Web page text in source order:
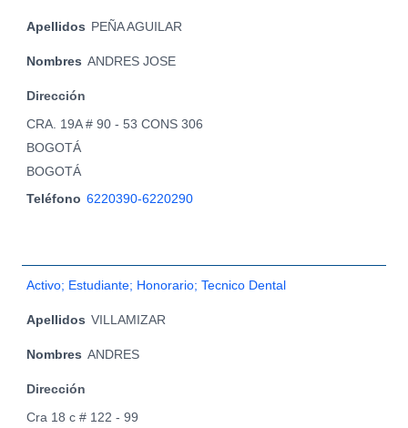
Apellidos PEÑA AGUILAR
Nombres ANDRES JOSE
Dirección
CRA. 19A # 90 - 53 CONS 306
BOGOTÁ
BOGOTÁ
Teléfono 6220390-6220290
Activo; Estudiante; Honorario; Tecnico Dental
Apellidos VILLAMIZAR
Nombres ANDRES
Dirección
Cra 18 c # 122 - 99